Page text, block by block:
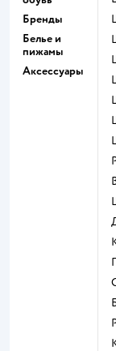
Бренды
Белье и
пижамы
Аксессуары